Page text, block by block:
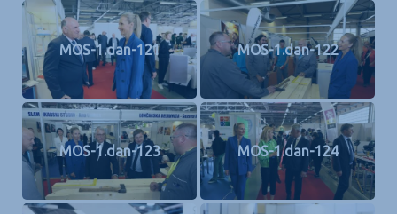
MOS-1.dan-121 MOS-1.dan-122
MOS-1.dan-123 MOS-1.dan-124